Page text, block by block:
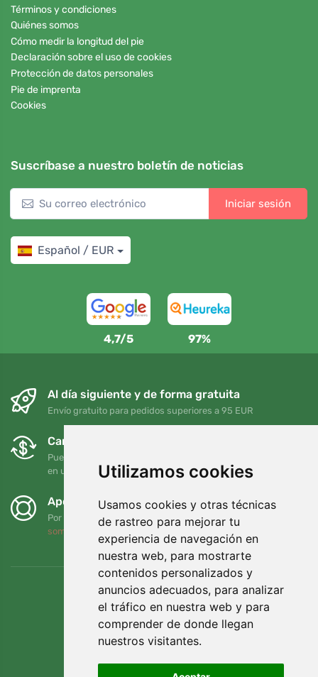
Utilizamos cookies
Usamos cookies y otras técnicas
de rastreo para mejorar tu
experiencia de navegación en
nuestra web, para mostrarte
contenidos personalizados y
anuncios adecuados, para analizar
el tráfico en nuestra web y para
comprender de donde llegan
nuestros visitantes.
Términos y condiciones
Quiénes somos
Cómo medir la longitud del pie
Declaración sobre el uso de cookies
Protección de datos personales
Pie de imprenta
Cookies
Suscríbase a nuestro boletín de noticias
Iniciar sesión
Español / EUR
4,7/5 97%
Al día siguiente y de forma gratuita
Envío gratuito para pedidos superiores a 95 EUR
Cambios y devoluciones gratuitos
Puede devolver o cambiar su pedido en cualquier momento
en un plazo de 90 días
Apoyamos a Trees.org
Por cada pedido plantamos un árbol. Leer más
somos